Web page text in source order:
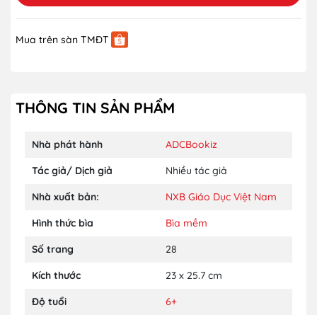
Mua trên sàn TMĐT
THÔNG TIN SẢN PHẨM
Nhà phát hành ADCBookiz
Tác giả/ Dịch giả Nhiều tác giả
Nhà xuất bản: NXB Giáo Dục Việt Nam
Hình thức bìa Bìa mềm
Số trang 28
Kích thước 23 x 25.7 cm
Độ tuổi 6+